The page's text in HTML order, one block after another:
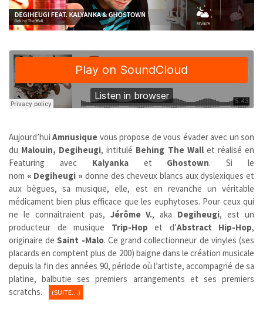
Aujourd’huiAmnusique vous propose de vous évader avec un son
du Malouin, Degiheugi, intitulé Behing The Wallet réalisé en
Featuring avec Kalyankaet Ghostown.
Si le
nom « Degiheugi » donne des cheveux blancs aux dyslexiques et
aux bègues, sa musique, elle, est en revanche un véritable
médicament bien plus efficace que les euphytoses. Pour ceux qui
ne le connaitraient pas, Jérôme V., aka Degiheugi, est un
producteur de musique Trip-Hop et d’Abstract Hip-Hop,
originaire deSaint -Malo. Ce grand collectionneur de vinyles (ses
placards en comptent plus de 200) baigne dans le création musicale
depuis la fin des années 90, période où l’artiste, accompagné de sa
platine, balbutie ses premiers arrangements et ses premiers
scratchs.
(SUITE…)